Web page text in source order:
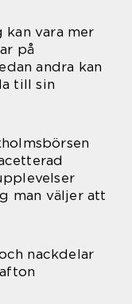
kan vara mer
på
andra kan
till sin
man väljer att
nackdelar